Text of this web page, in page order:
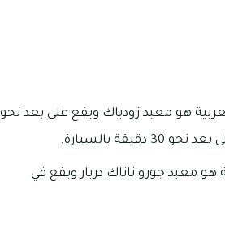
هو معبد زودياك ويقع على بعد نحو
هو معبد جورو ناناك دربار ويقع في